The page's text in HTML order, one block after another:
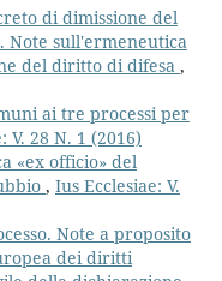
di dimissione del
Note sull'ermeneutica
del diritto di difesa ,
ai tre processi per
V. 28 N. 1 (2016)
«ex officio» del
, Ius Ecclesiae: V.
Note a proposito
dei diritti